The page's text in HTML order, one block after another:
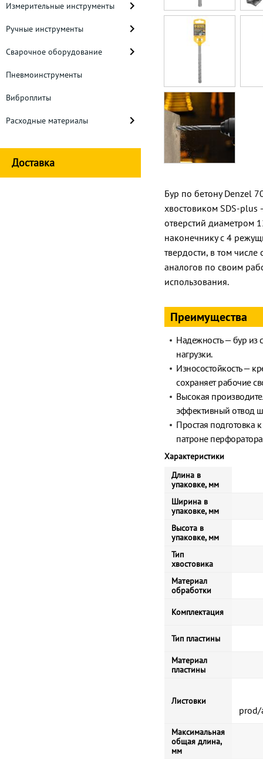
Измерительные инструменты
Ручные инструменты
Сварочное оборудование
Пневмоинструменты
Виброплиты
Расходные материалы
Доставка
Бур по бетону Denzel
хвостовиком SDS-plus
отверстий диаметром
наконечнику с 4
твердости, в том
аналогов по своим
использования.
Преимущества
Надежность — бур из
нагрузки.
Износостойкость —
сохраняет рабочие
Высокая
эффективный отвод
Простая подготовка
патроне
Характеристики
Длина в
упаковке, мм
Ширина в
упаковке, мм
Высота в
упаковке, мм
Тип
хвостовика
Материал
обработки
Комплектация
Тип пластины
Материал
пластины
Листовки
Максимальная
общая длина,
мм